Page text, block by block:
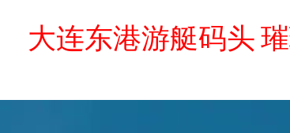
大连东港游艇码头